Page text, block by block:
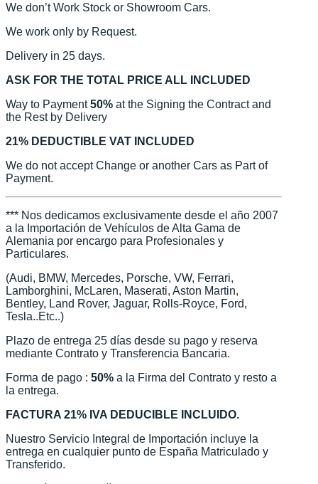
We don’t Work Stock or Showroom Cars.
We work only by Request.
Delivery in 25 days.
ASK FOR THE TOTAL PRICE ALL INCLUDED
Way to Payment50% at the Signing the Contract and
the Rest by Delivery
21% DEDUCTIBLE VAT INCLUDED
We do not accept Change or another Cars as Part of
Payment.
*** Nos dedicamos exclusivamente desde el año 2007
a la Importación de Vehículos de Alta Gama de
Alemania por encargo para Profesionales y
Particulares.
(Audi, BMW, Mercedes, Porsche, VW, Ferrari,
Lamborghini, McLaren, Maserati, Aston Martin,
Bentley, Land Rover, Jaguar, Rolls-Royce, Ford,
Tesla..Etc..)
Plazo de entrega 25 días desde su pago y reserva
mediante Contrato y Transferencia Bancaria.
Forma de pago : 50% a la Firma del Contrato y resto a
la entrega.
FACTURA 21% IVA DEDUCIBLE INCLUIDO.
Nuestro Servicio Integral de Importación incluye la
entrega en cualquier punto de España Matriculado y
Transferido.